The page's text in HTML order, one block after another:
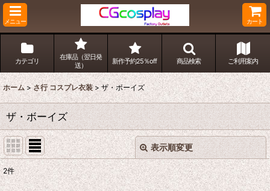
メニュー カート
カテゴリ
在庫品（翌日発
送）
新作予約25％off 商品検索 ご利用案内
ホーム > さ行 コスプレ衣装 > ザ・ボーイズ
ザ・ボーイズ
表示順変更
表示数:
閉じる
2件